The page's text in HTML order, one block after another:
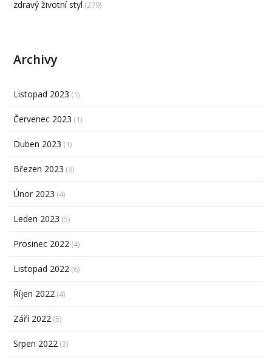
zdravý životní styl (279)
Archivy
Listopad 2023 (1)
Červenec 2023 (1)
Duben 2023 (1)
Březen 2023 (3)
Únor 2023 (4)
Leden 2023 (5)
Prosinec 2022 (4)
Listopad 2022 (6)
Říjen 2022 (4)
Září 2022 (5)
Srpen 2022 (3)